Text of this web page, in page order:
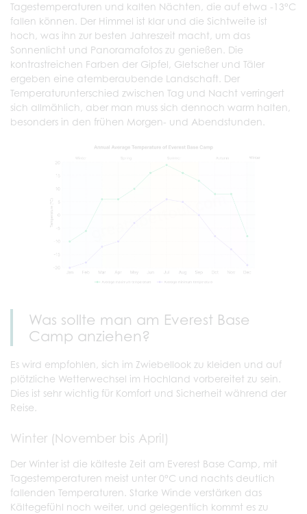
Tagestemperaturen und kalten Nächten, die auf etwa -13°C
fallen können. Der Himmel ist klar und die Sichtweite ist
hoch, was ihn zur besten Jahreszeit macht, um das
Sonnenlicht und Panoramafotos zu genießen. Die
kontrastreichen Farben der Gipfel, Gletscher und Täler
ergeben eine atemberaubende Landschaft. Der
Temperaturunterschied zwischen Tag und Nacht verringert
sich allmählich, aber man muss sich dennoch warm halten,
besonders in den frühen Morgen- und Abendstunden.
Was sollte man am Everest Base
Camp anziehen?
Es wird empfohlen, sich im Zwiebellook zu kleiden und auf
plötzliche Wetterwechsel im Hochland vorbereitet zu sein.
Dies ist sehr wichtig für Komfort und Sicherheit während der
Reise.
Winter (November bis April)
Der Winter ist die kälteste Zeit am Everest Base Camp, mit
Tagestemperaturen meist unter 0°C und nachts deutlich
fallenden Temperaturen. Starke Winde verstärken das
Kältegefühl noch weiter, und gelegentlich kommt es zu